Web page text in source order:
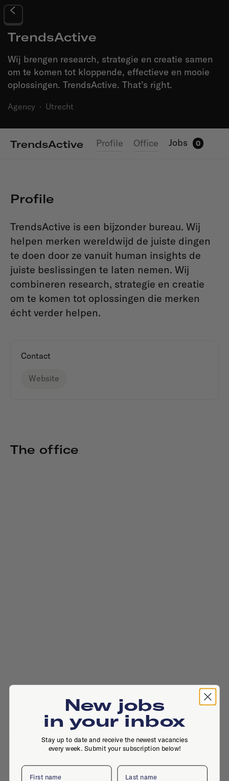
TrendsActive
Wij brengen research, strategie en creatie samen
om te komen tot kloppende, effectieve en mooie
oplossingen. TrendsActive. That’s right.
Agency · Utrecht
TrendsActive Profile Office Jobs 0
Profile
TrendsActive is een bijzonder bureau. Wij
helpen merken wereldwijd de juiste dingen
te doen door ze vanuit human insights de
juiste beslissingen te laten nemen. Wij
combineren research, strategie en creatie
om te komen tot oplossingen die merken
écht verder helpen.
Contact
Website
The office
Minrebroederstraat 5, 1512 GS, Utrecht
New jobs
in your inbox
Stay up to date and receive the newest vacancies
every week. Submit your subscription below!
First name Last name